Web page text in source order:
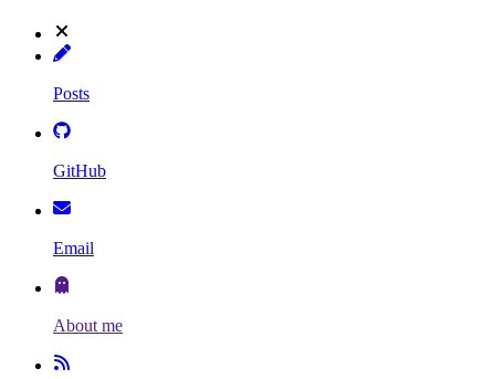
Posts
GitHub
Email
About me